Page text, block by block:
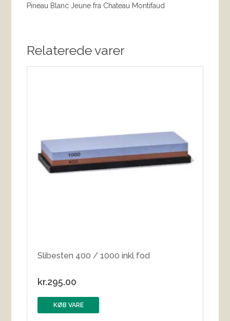
Pineau Blanc Jeune fra Chateau Montifaud
Relaterede varer
Slibesten 400 / 1000 inkl fod
kr.295.00
KØB VARE